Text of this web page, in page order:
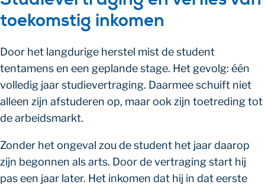
toekomstig inkomen
Door het langdurige herstel mist de student
tentamens en een geplande stage. Het gevolg: één
volledig jaar studievertraging. Daarmee schuift niet
alleen zijn afstuderen op, maar ook zijn toetreding tot
de arbeidsmarkt.
Zonder het ongeval zou de student het jaar daarop
zijn begonnen als arts. Door de vertraging start hij
pas een jaar later. Het inkomen dat hij in dat eerste